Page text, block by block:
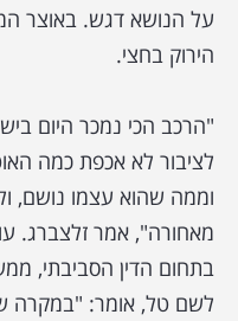
על הנושא דגש. באוצר
הירוק בחצי.
"הרכב הכי נמכר היום
לציבור לא אכפת כמה
וממה שהוא עצמו נושם,
מאחורה", אמר זלצברג.
בתחום הדין הסביבתי,
לשם טל, אומר: "במקרה